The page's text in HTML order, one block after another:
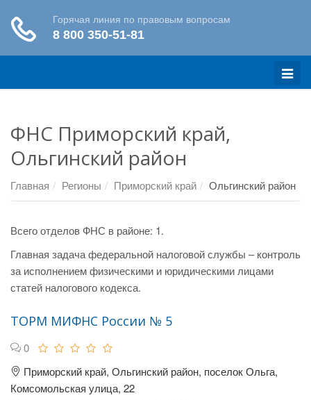
Меню
ФНС Приморский край,
Ольгинский район
Главная Регионы Приморский край Ольгинский район
Всего отделов ФНС в районе: 1.
Главная задача федеральной налоговой службы – контроль
за исполнением физическими и юридическими лицами
статей налогового кодекса.
ТОРМ МИФНС России № 5
0
Приморский край, Ольгинский район, поселок Ольга,
Комсомольская улица, 22